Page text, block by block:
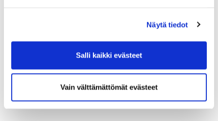
Näytä tiedot
Salli kaikki evästeet
Vain välttämättömät evästeet